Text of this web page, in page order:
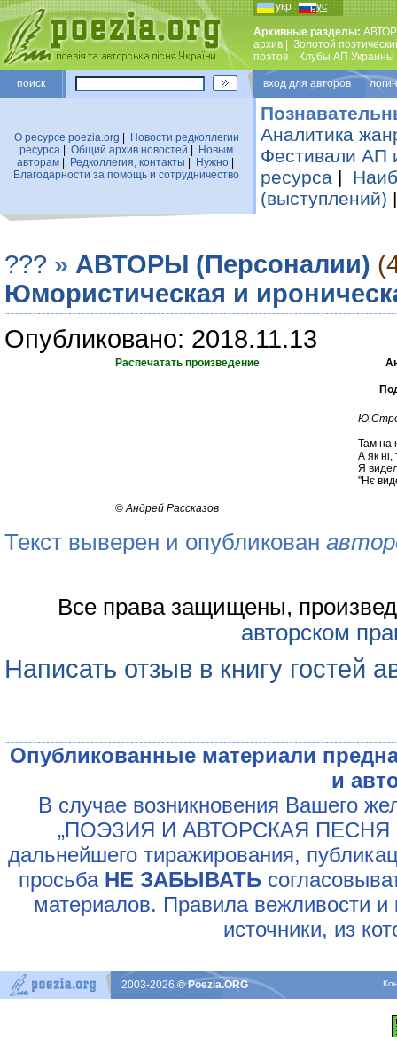
укр рус
Архивные разделы:
архив
Золотой
поэтов
Клубы АП Украины
поиск вход для авторов
О ресурсе poezia.org
Новости редколлегии
ресурса
Общий архив новостей
Новым
авторам| Редколлегия, контакты Нужно|
Благодарности за помощь и сотрудничество
Аналитика
Фестивали АП
ресурса |
(выступлений)
??? » АВТОРЫ (Персоналии)
Юмористическая и
Опубликовано: 2018.11.13
Распечатать произведение
Там на
А як ні,
Я
"Нє
©Андрей Рассказов
Текст выверен и опубликован
Все права защищены,
авторском
Написать отзыв в книгу гостей
Опубликованные материали
и
В случае возникновения Вашего
„ПОЭЗИЯ И АВТОРСКАЯ ПЕСНЯ
дальнейшего тиражирования,
просьба НЕ ЗАБЫВАТЬ
материалов. Правила вежливости и
источники, из
2003-2026© Poezia.ORG